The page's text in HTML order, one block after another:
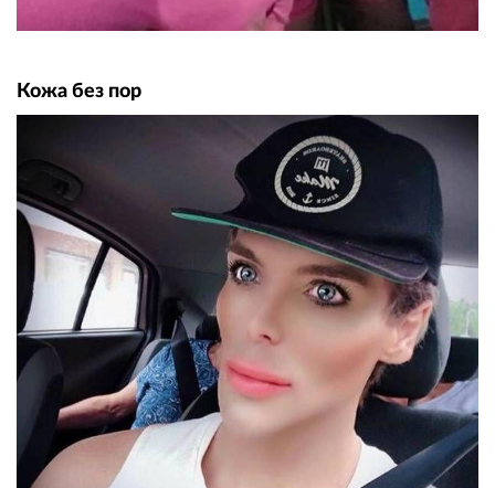
Кожа без пор